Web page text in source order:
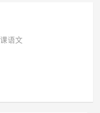
语文